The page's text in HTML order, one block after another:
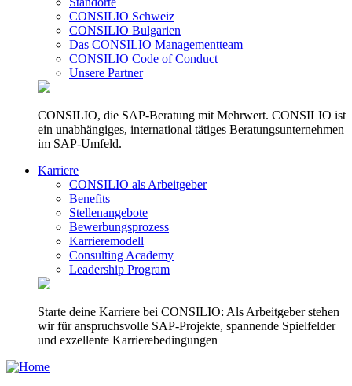
CONSILIO Schweiz
CONSILIO Bulgarien
Das CONSILIO Managementteam
CONSILIO Code of Conduct
Unsere Partner
CONSILIO, die SAP-Beratung mit Mehrwert. CONSILIO ist
ein unabhängiges, international tätiges Beratungsunternehmen
im SAP-Umfeld.
Karriere
CONSILIO als Arbeitgeber
Benefits
Stellenangebote
Bewerbungsprozess
Karrieremodell
Consulting Academy
Leadership Program
Starte deine Karriere bei CONSILIO: Als Arbeitgeber stehen
wir für anspruchsvolle SAP-Projekte, spannende Spielfelder
und exzellente Karrierebedingungen